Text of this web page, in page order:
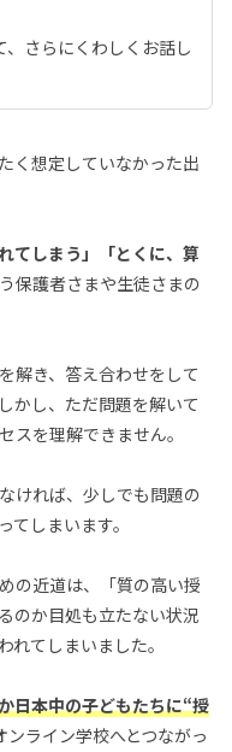
さらにくわしくお話し
く想定していなかった出
てしまう」「とくに、算
保護者さまや生徒さまの
解き、答え合わせをして
かし、ただ問題を解いて
スを理解できません。
ければ、少しでも問題の
しまいます。
の近道は、「質の高い授
のか目処も立たない状況
てしまいました。
日本中の子どもたちに“授
ンライン学校へとつながっ